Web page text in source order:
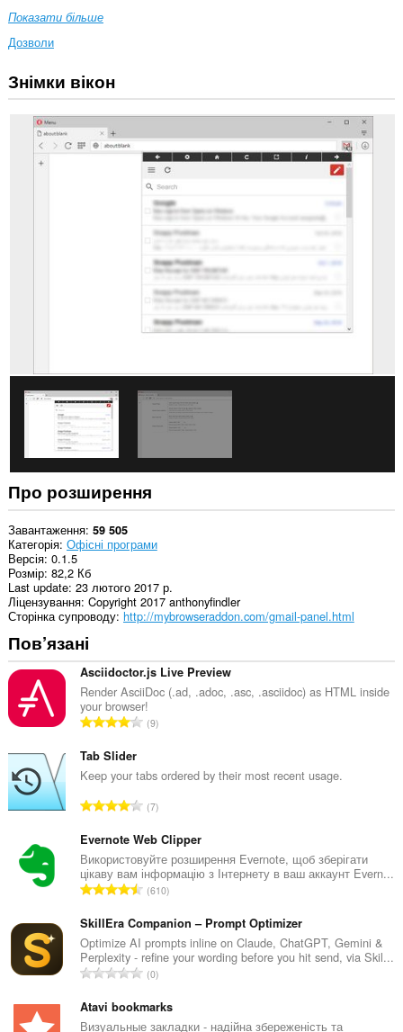
Показати більше
Дозволи
Це
розширення
отримувати
доступ
ваших
ваших
перегляду.
Знімки вікон
Про розширення
Завантаження 59 505
Категорія Офісні програми
Версія 0.1.5
Розмір 82,2 Кб
Last update 23 лютого 2017 р.
Ліцензування Copyright 2017 anthonyfindler
Сторінка супроводу http://mybrowseraddon.com/gmail-panel.html
Пов’язані
Asciidoctor.js Live Preview
Render AsciiDoc (.ad, .adoc, .asc, .asciidoc) as HTML inside
your browser!
З
а
ь
а
к
і
л
ь
к
і
с
ь
о
9
Tab Slider
Keep your tabs ordered by their most recent usage.
З
г
а
л
ь
а
к
і
л
ь
к
7
Evernote Web Clipper
Використовуйте розширення Evernote, щоб зберігати
цікаву вам інформацію з Інтернету в ваш аккаунт Evern...
З
г
а
л
ь
а
610
SkillEra Companion – Prompt Optimizer
Optimize AI prompts inline on Claude, ChatGPT, Gemini &
Perplexity - refine your wording before you hit send, via Skil...
З
г
а
0
Atavi bookmarks
Визуальные закладки - надійна збереженість та